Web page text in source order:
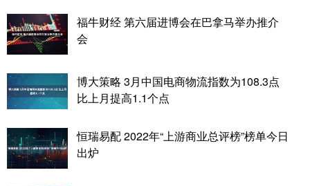
福牛财经 第六届进博会在巴拿马举办推介
会
博大策略 3月中国电商物流指数为108.3点
比上月提高1.1个点
恒瑞易配 2022年“上游商业总评榜”榜单今日
出炉